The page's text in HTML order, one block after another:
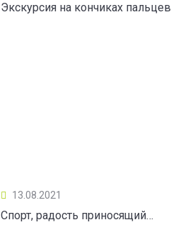
Экскурсия на кончиках пальцев
13.08.2021
Спорт, радость приносящий…